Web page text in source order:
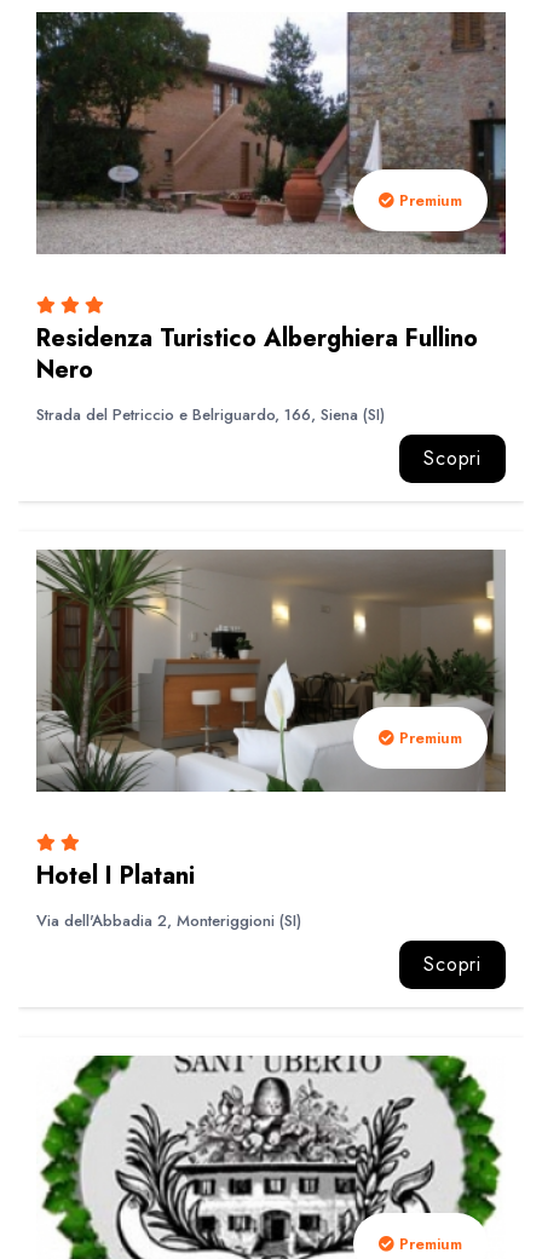
Premium
Residenza Turistico Alberghiera Fullino
Nero
Strada del Petriccio e Belriguardo, 166, Siena (SI)
Scopri
Premium
Hotel I Platani
Via dell'Abbadia 2, Monteriggioni (SI)
Scopri
Premium